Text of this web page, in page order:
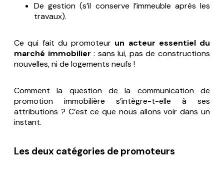
De gestion (s’il conserve l’immeuble après les
travaux).
Ce qui fait du promoteur un acteur essentiel du
marché immobilier : sans lui, pas de constructions
nouvelles, ni de logements neufs !
Comment la question de la communication de
promotion immobilière s’intègre-t-elle à ses
attributions ? C’est ce que nous allons voir dans un
instant.
Les deux catégories de promoteurs